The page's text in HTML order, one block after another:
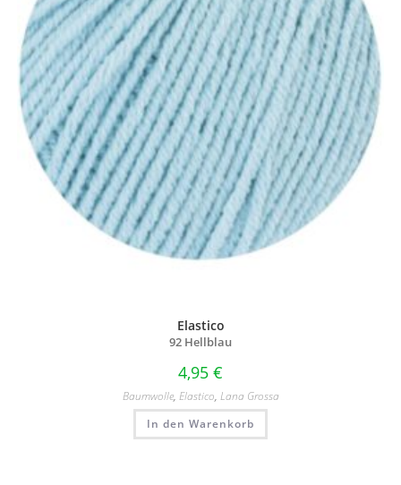
Elastico
92 Hellblau
4,95 €
Baumwolle, Elastico, Lana Grossa
In den Warenkorb